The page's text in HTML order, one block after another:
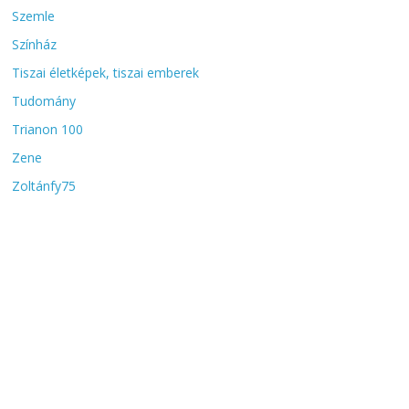
Szemle
Színház
Tiszai életképek, tiszai emberek
Tudomány
Trianon 100
Zene
Zoltánfy75